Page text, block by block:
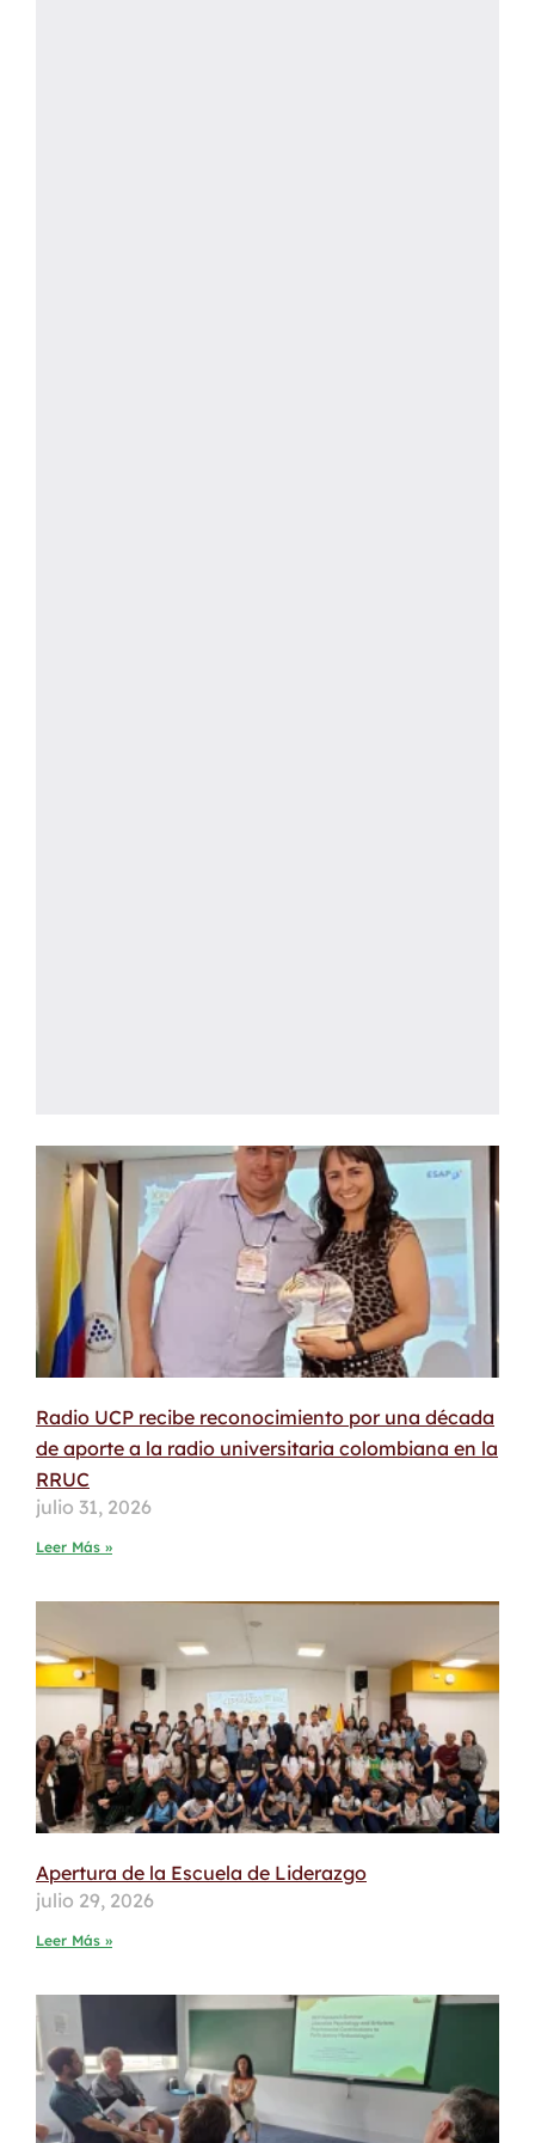
Radio UCP recibe reconocimiento por una década
de aporte a la radio universitaria colombiana en la
RRUC
julio 31, 2026
Leer Más »
Apertura de la Escuela de Liderazgo
julio 29, 2026
Leer Más »